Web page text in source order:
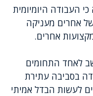
העבודה היומיומית
אחרים מעניקה
אחרים.
לאחד התחומים
בסביבה עתירת
לעשות הבדל אמיתי